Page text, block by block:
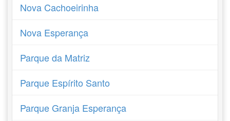
Nova Cachoeirinha
Nova Esperança
Parque da Matriz
Parque Espírito Santo
Parque Granja Esperança